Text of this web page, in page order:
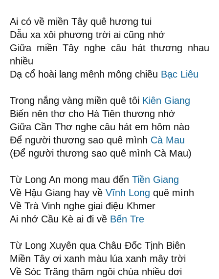
Ai có về miền Tây quê hương tui
Dẫu xa xôi phương trời ai cũng nhớ
Giữa miền Tây nghe câu hát thương nhau
nhiều
Dạ cổ hoài lang mênh mông chiều Bạc Liêu
Trong nắng vàng miền quê tôi Kiên Giang
Biển nên thơ cho Hà Tiên thương nhớ
Giữa Cần Thơ nghe câu hát em hôm nào
Để người thương sao quê mình Cà Mau
(Để người thương sao quê mình Cà Mau)
Từ Long An mong mau đến Tiền Giang
Về Hậu Giang hay về Vĩnh Long quê mình
Về Trà Vinh nghe giai điệu Khmer
Ai nhớ Cầu Kè ai đi về Bến Tre
Từ Long Xuyên qua Châu Đốc Tịnh Biên
Miền Tây ơi xanh màu lúa xanh mây trời
Về Sóc Trăng thăm ngôi chùa nhiều dơi